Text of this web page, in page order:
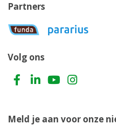
Partners
Volg ons
Meld je aan voor onze